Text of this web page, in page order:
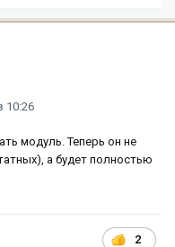
10:26
модуль. Теперь он не
а будет полностью
2